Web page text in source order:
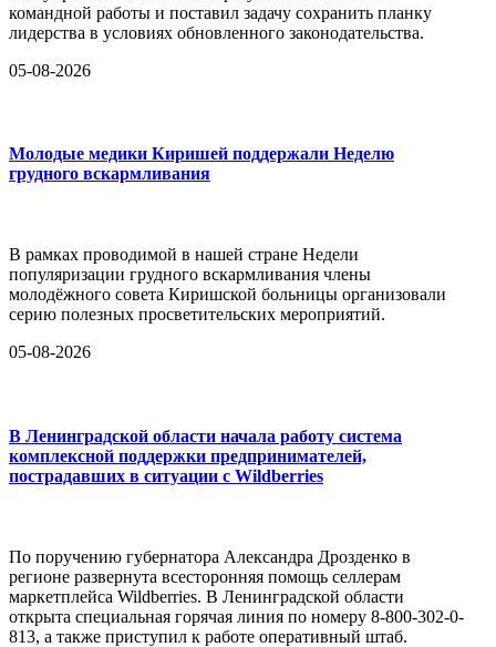
командной работы и поставил задачу сохранить планку
лидерства в условиях обновленного законодательства.
05-08-2026
Молодые медики Киришей поддержали Неделю
грудного вскармливания
В рамках проводимой в нашей стране Недели
популяризации грудного вскармливания члены
молодёжного совета Киришской больницы организовали
серию полезных просветительских мероприятий.
05-08-2026
В Ленинградской области начала работу система
комплексной поддержки предпринимателей,
пострадавших в ситуации с Wildberries
По поручению губернатора Александра Дрозденко в
регионе развернута всесторонняя помощь селлерам
маркетплейса Wildberries. В Ленинградской области
открыта специальная горячая линия по номеру 8-800-302-0-
813, а также приступил к работе оперативный штаб.